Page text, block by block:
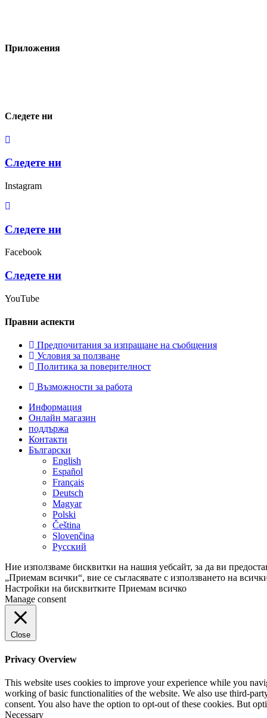
Приложения
Следете ни
Следете ни
Instagram
Следете ни
Facebook
Следете ни
YouTube
Правни аспекти
Предпочитания за изпращане на съобщения
Условия за ползване
Политика за поверителност
Възможности за работа
Информация
Онлайн магазин
поддържа
Контакти
Български
English
Español
Français
Deutsch
Magyar
Polski
Čeština
Slovenčina
Русский
Ние използваме бисквитки на нашия уебсайт, за да ви
„Приемам всички“, вие се съгласявате с използването на
Настройки на бисквитките Приемам всичко
Manage consent
Close
Privacy Overview
This website uses cookies to improve your experience while you
working of basic functionalities of the website. We also use third-
consent. You also have the option to opt-out of these cookies. But
Necessary